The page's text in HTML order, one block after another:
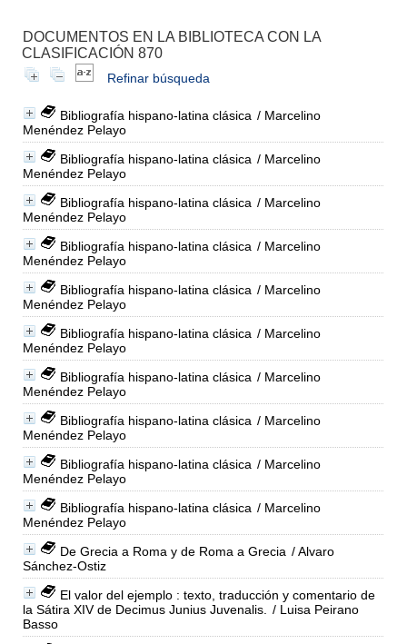
DOCUMENTOS EN LA BIBLIOTECA CON LA
CLASIFICACIÓN 870
Refinar búsqueda
Bibliografía hispano-latina clásica / Marcelino
Menéndez Pelayo
Bibliografía hispano-latina clásica / Marcelino
Menéndez Pelayo
Bibliografía hispano-latina clásica / Marcelino
Menéndez Pelayo
Bibliografía hispano-latina clásica / Marcelino
Menéndez Pelayo
Bibliografía hispano-latina clásica / Marcelino
Menéndez Pelayo
Bibliografía hispano-latina clásica / Marcelino
Menéndez Pelayo
Bibliografía hispano-latina clásica / Marcelino
Menéndez Pelayo
Bibliografía hispano-latina clásica / Marcelino
Menéndez Pelayo
Bibliografía hispano-latina clásica / Marcelino
Menéndez Pelayo
Bibliografía hispano-latina clásica / Marcelino
Menéndez Pelayo
De Grecia a Roma y de Roma a Grecia / Alvaro
Sánchez-Ostiz
El valor del ejemplo : texto, traducción y comentario de
la Sátira XIV de Decimus Junius Juvenalis.
/ Luisa Peirano
Basso